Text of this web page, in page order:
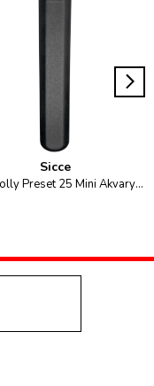
Sicce
Sicce Jolly Preset 25 Mini Akvaryum Isıtıcısı